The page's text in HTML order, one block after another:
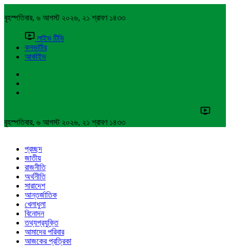
বৃহস্পতিবার, ৬ আগস্ট ২০২৬, ২১ শ্রাবণ ১৪৩৩
লাইভ টিভি
কনভার্টার
আর্কাইভ
বৃহস্পতিবার, ৬ আগস্ট ২০২৬, ২১ শ্রাবণ ১৪৩৩
প্রচ্ছদ
জাতীয়
রাজনীতি
অর্থনীতি
সারাদেশ
আন্তর্জাতিক
খেলাধুলা
বিনোদন
তথ্যপ্রযুক্তি
আমাদের পরিবার
আজকের প্রত্রিকা